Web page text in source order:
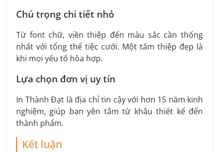
Chú trọng chi tiết nhỏ
Từ font chữ, viền thiệp đến màu sắc cần thống
nhất với tổng thể tiệc cưới. Một tấm thiệp đẹp là
khi mọi yếu tố hòa hợp.
Lựa chọn đơn vị uy tín
In Thành Đạt là địa chỉ tin cậy với hơn 15 năm kinh
nghiệm, giúp bạn yên tâm từ khâu thiết kế đến
thành phẩm.
Kết luận